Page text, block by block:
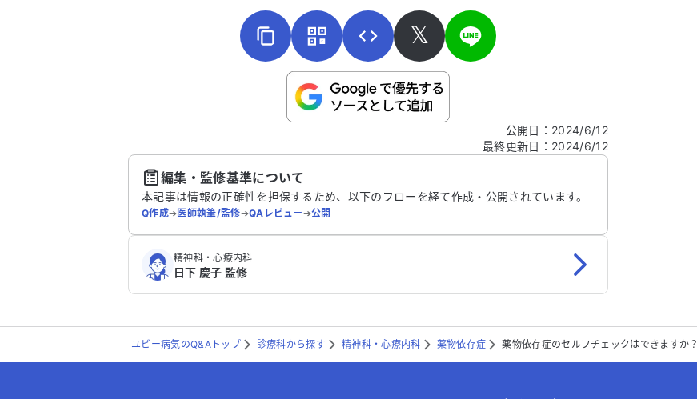
こちらは送信専用のフォームです。氏名やご自身の病気の詳細などの個人情報は入れないでくだ
𝕏
公開日 ： 2024/6/12
最終更新日 ： 2024/6/12
編集・監修基準について
本記事は情報の正確性を担保するため、以下のフローを経て作成・公開されています。
Q作成➔医師執筆/監修➔QAレビュー➔公開
精神科・心療内科
日下 慶子 監修
ユビー病気のQ&Aトップ 診療科から探す 精神科・心療内科 薬物依存症 薬物依存症のセルフチェックはできますか？